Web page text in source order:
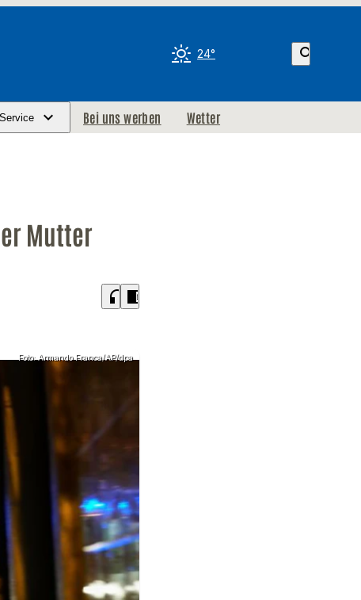
24° search
Service Bei uns werben Wetter
Mutter
headphones chrome_reader_mode
Foto: Armando Franca/AP/dpa